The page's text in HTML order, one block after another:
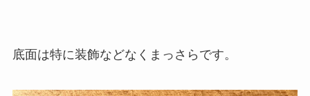
底面は特に装飾などなくまっさらです。